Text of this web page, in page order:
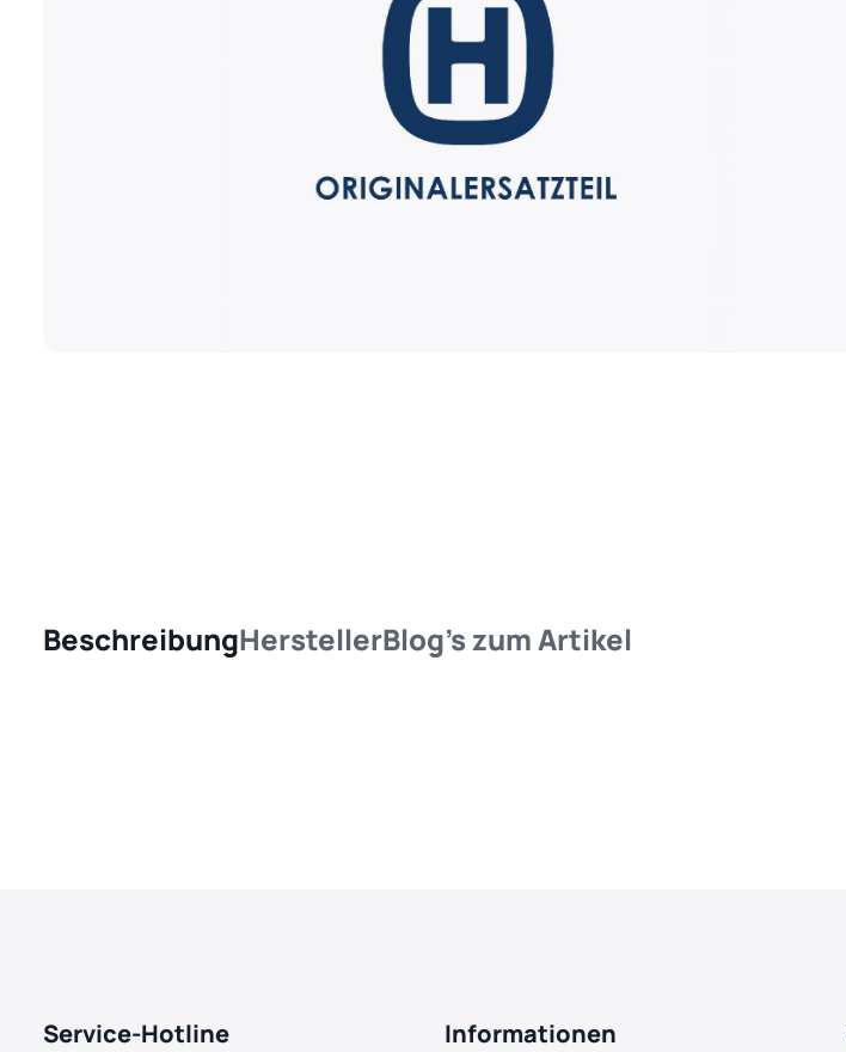
BeschreibungHerstellerBlog's zum Artikel
Service-Hotline Informationen